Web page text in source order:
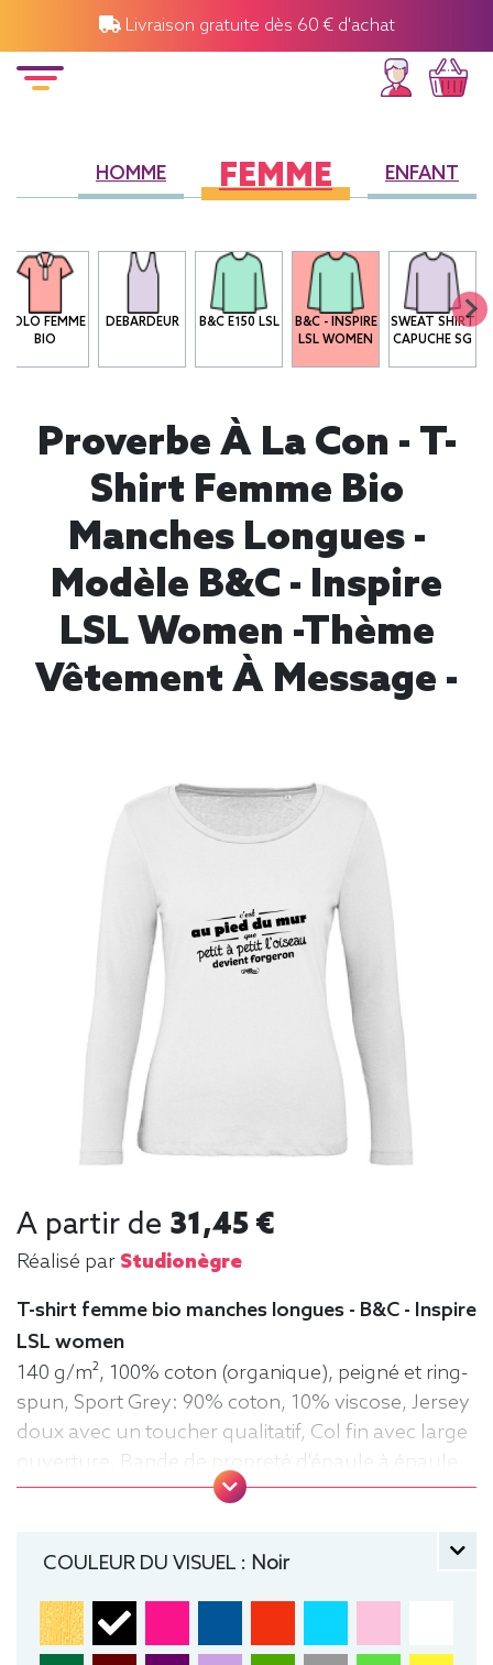
Livraison gratuite dès 60 € d'achat
HOMME FEMME ENFANT
POLO FEMME
BIO
DEBARDEUR B&C E150 LSL
B&C - INSPIRE
LSL WOMEN
SWEAT SHIRT
CAPUCHE SG
Proverbe À La Con - T-
Shirt Femme Bio
Manches Longues -
Modèle B&C - Inspire
LSL Women -thème
Vêtement À Message -
A partir de 31,45 €
Réalisé par Studionègre
T-shirt femme bio manches longues - B&C - Inspire
LSL women
140 g/m², 100% coton (organique), peigné et ring-
spun, Sport Grey: 90% coton, 10% viscose, Jersey
doux avec un toucher qualitatif, Col fin avec large
ouverture, Bande de propreté d'épaule à épaule,
Coutures latérales, Lavable jusqu'à 40°C, Moyen
rond, Bio / Organic, B&C
COULEUR DU VISUEL : Noir